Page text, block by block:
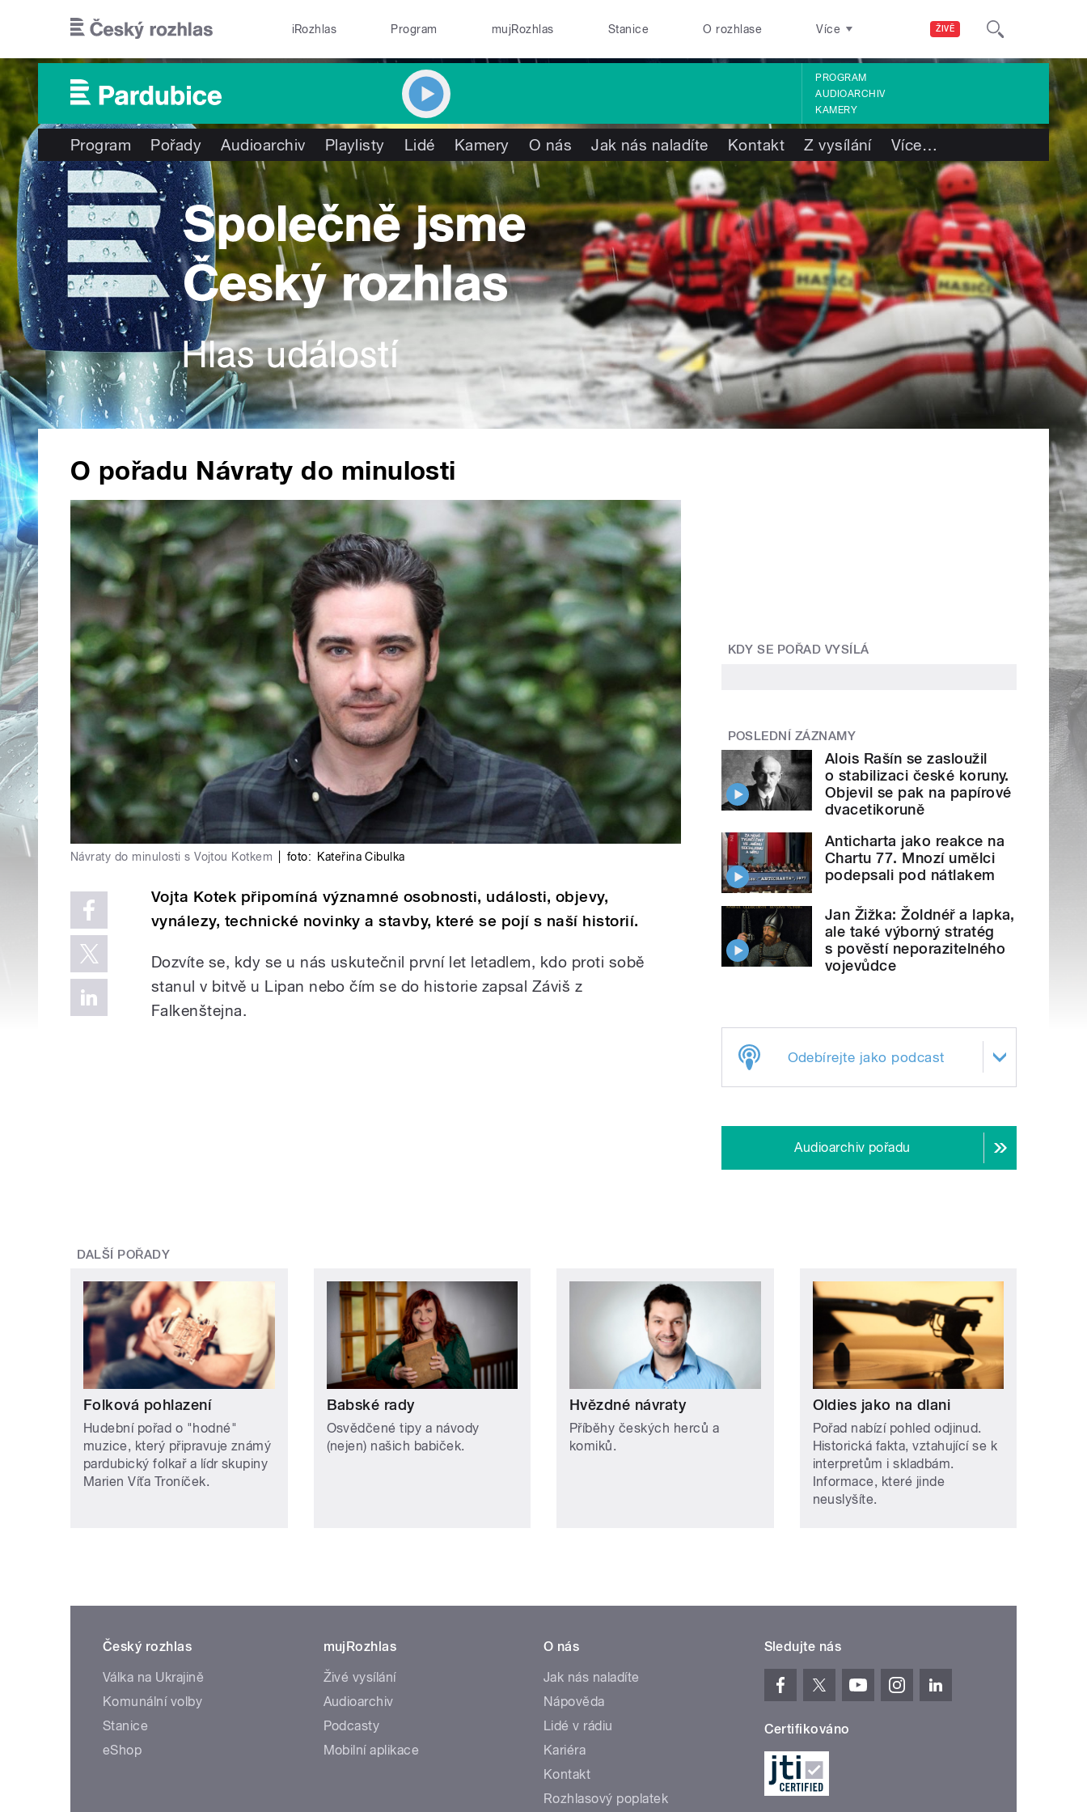
ŽIVĚ
iRozhlas Program mujRozhlas Stanice O rozhlase Více
PROGRAM
AUDIOARCHIV
KAMERY
Program Pořady Audioarchiv Playlisty Lidé Kamery O nás Jak nás naladíte Kontakt Z vysílání Více…
O pořadu Návraty do minulosti
Návraty do minulosti s Vojtou Kotkem foto: Kateřina Cibulka
Vojta Kotek připomíná významné osobnosti, události, objevy,
vynálezy, technické novinky a stavby, které se pojí s naší historií.
Dozvíte se, kdy se u nás uskutečnil první let letadlem, kdo proti sobě
stanul v bitvě u Lipan nebo čím se do historie zapsal Záviš z
Falkenštejna.
KDY SE POŘAD VYSÍLÁ
POSLEDNÍ ZÁZNAMY
Alois Rašín se zasloužil
o stabilizaci české koruny.
Objevil se pak na papírové
dvacetikoruně
Anticharta jako reakce na
Chartu 77. Mnozí umělci
podepsali pod nátlakem
Jan Žižka: Žoldnéř a lapka,
ale také výborný stratég
s pověstí neporazitelného
vojevůdce
Odebírejte jako podcast
Audioarchiv pořadu
DALŠÍ POŘADY
Folková pohlazení
Hudební pořad o "hodné"
muzice, který připravuje známý
pardubický folkař a lídr skupiny
Marien Víťa Troníček.
Babské rady
Osvědčené tipy a návody
(nejen) našich babiček.
Hvězdné návraty
Příběhy českých herců a
komiků.
Oldies jako na dlani
Pořad nabízí pohled odjinud.
Historická fakta, vztahující se k
interpretům i skladbám.
Informace, které jinde
neuslyšíte.
Český rozhlas
Válka na Ukrajině
Komunální volby
Stanice
eShop
mujRozhlas
Živé vysílání
Audioarchiv
Podcasty
Mobilní aplikace
O nás
Jak nás naladíte
Nápověda
Lidé v rádiu
Kariéra
Kontakt
Rozhlasový poplatek
Sledujte nás
Certifikováno